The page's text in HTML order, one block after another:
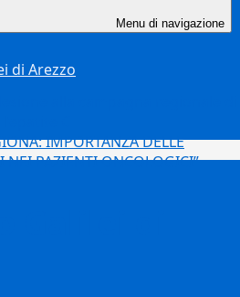
Menu di navigazione
di Arezzo
IMPORTANZA DELLE
NEI PAZIENTI ONCOLOGICI”